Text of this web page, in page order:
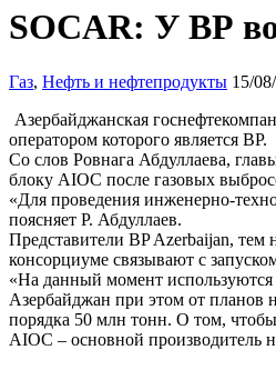
SOCAR: У ВР
Газ, Нефть и нефтепродукты 15/
Азербайджанская
оператором которого является ВР.
Со слов Ровнага Абдуллаева,
блоку AIOC после газовых
«Для проведения инженерно-
поясняет Р. Абдуллаев.
Представители BP Azerbaijan,
консорциуме связывают с
«На данный момент
Азербайджан при этом от планов
порядка 50 млн тонн. О том,
AIOC – основной производитель